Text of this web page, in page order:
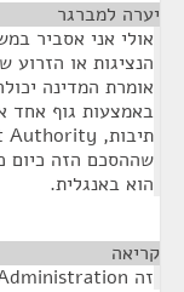
יערה למברגר
הנציגות או הזרוע
אומרת המדינה
שההסכם הזה כיום
הוא באנגלית.
קריאה
זה Administration, לא Authority.